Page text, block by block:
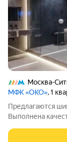
Москва-
МФК «ОКО», 1
Предлагаются
Выполнена
себя большую